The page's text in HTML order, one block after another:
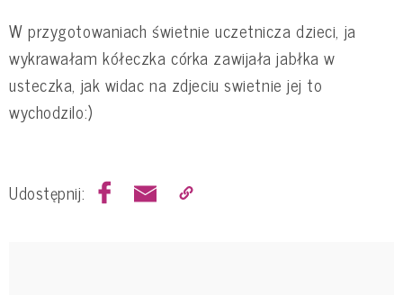
W przygotowaniach świetnie uczetnicza dzieci, ja
wykrawałam kółeczka córka zawijała jabłka w
usteczka, jak widac na zdjeciu swietnie jej to
wychodzilo:)
Udostępnij: